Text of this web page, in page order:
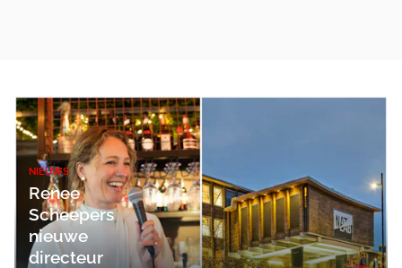
NIEUWS
Renee
Scheepers
nieuwe
directeur